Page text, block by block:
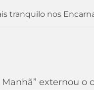
tranquilo nos
externou o